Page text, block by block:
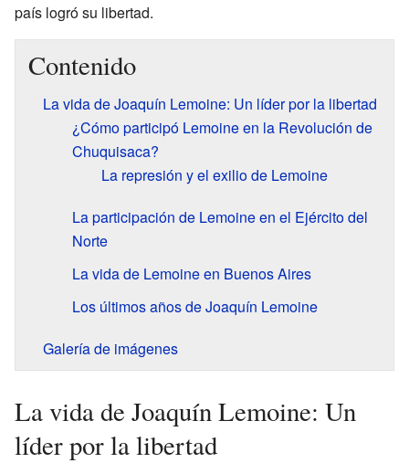
país logró su libertad.
Contenido
La vida de Joaquín Lemoine: Un líder por la libertad
¿Cómo participó Lemoine en la Revolución de
Chuquisaca?
La represión y el exilio de Lemoine
La participación de Lemoine en el Ejército del
Norte
La vida de Lemoine en Buenos Aires
Los últimos años de Joaquín Lemoine
Galería de imágenes
La vida de Joaquín Lemoine: Un
líder por la libertad